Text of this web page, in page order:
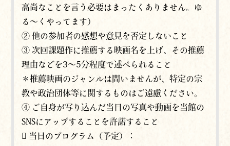
高尚なことを言う必要はまったくありません。ゆ
る～くやってます）
② 他の参加者の感想や意見を否定しないこと
③ 次回課題作に推薦する映画名を上げ、その推薦
理由などを3～5分程度で述べられること
＊推薦映画のジャンルは問いませんが、特定の宗
教や政治団体等に関するものはご遠慮ください。
④ ご自身が写り込んだ当日の写真や動画を当館の
SNSにアップすることを許諾すること
 当日のプログラム（予定）：